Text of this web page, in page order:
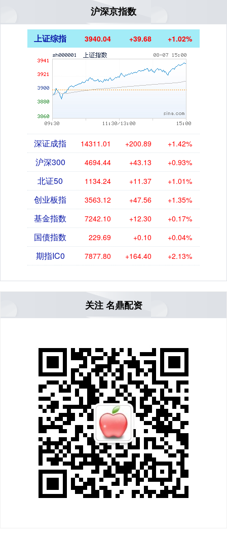
沪深京指数
上证综指 3940.04 +39.68 +1.02%
深证成指 14311.01 +200.89 +1.42%
沪深300 4694.44 +43.13 +0.93%
北证50 1134.24 +11.37 +1.01%
创业板指 3563.12 +47.56 +1.35%
基金指数 7242.10 +12.30 +0.17%
国债指数 229.69 +0.10 +0.04%
期指IC0 7877.80 +164.40 +2.13%
关注 名鼎配资